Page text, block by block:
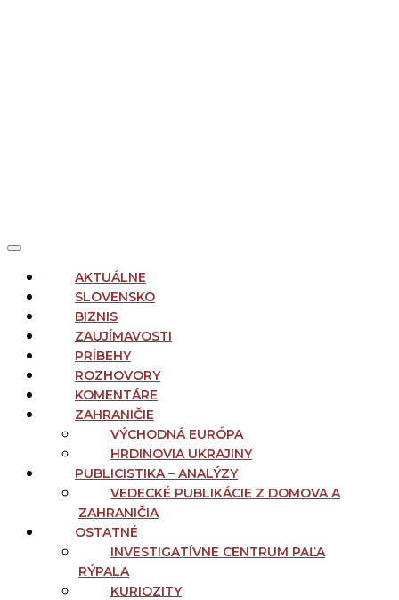
Menu
AKTUÁLNE
SLOVENSKO
BIZNIS
ZAUJÍMAVOSTI
PRÍBEHY
ROZHOVORY
KOMENTÁRE
ZAHRANIČIE
VÝCHODNÁ EURÓPA
HRDINOVIA UKRAJINY
PUBLICISTIKA – ANALÝZY
VEDECKÉ PUBLIKÁCIE Z DOMOVA A
ZAHRANIČIA
OSTATNÉ
INVESTIGATÍVNE CENTRUM PAĽA
RÝPALA
KURIOZITY